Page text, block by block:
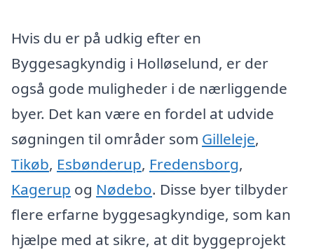
Hvis du er på udkig efter en
Byggesagkyndig i Holløselund, er der
også gode muligheder i de nærliggende
byer. Det kan være en fordel at udvide
søgningen til områder som Gilleleje,
Tikøb, Esbønderup, Fredensborg,
Kagerup og Nødebo. Disse byer tilbyder
flere erfarne byggesagkyndige, som kan
hjælpe med at sikre, at dit byggeprojekt